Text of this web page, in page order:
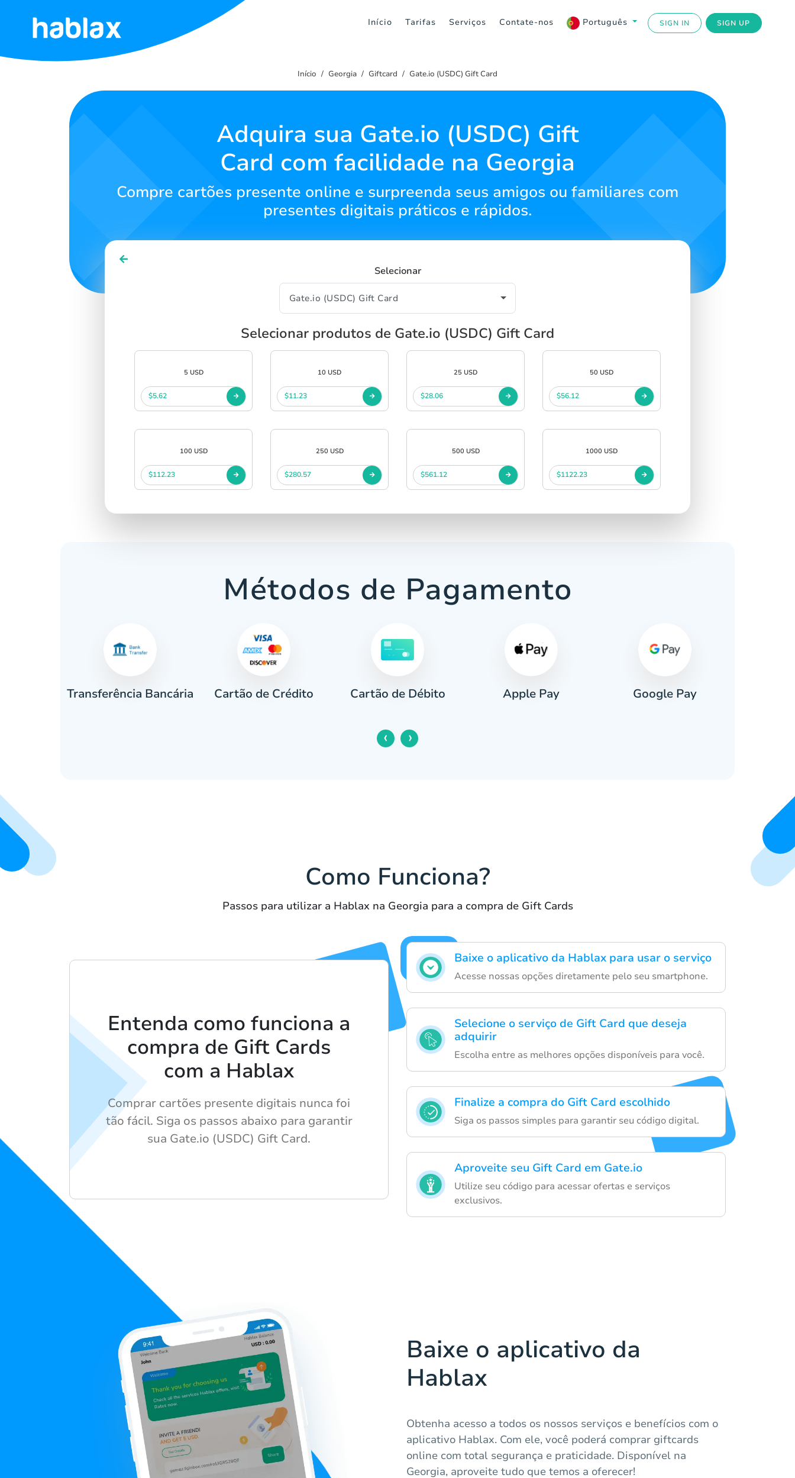
Início Tarifas Serviços Contate-nos Português SIGN IN SIGN UP
Início
SIGN UP
Início Georgia Giftcard Gate.io (USDC) Gift Card
Adquira sua Gate.io (USDC) Gift
Card com facilidade na Georgia
Compre cartões presente online e surpreenda seus amigos ou familiares com
presentes digitais práticos e rápidos.
Selecionar
Selecionar produtos de Gate.io (USDC) Gift Card
5 USD
$5.62
10 USD
$11.23
25 USD
$28.06
50 USD
$56.12
100 USD
$112.23
250 USD
$280.57
500 USD
$561.12
1000 USD
$1122.23
Métodos de Pagamento
Transferência Bancária Cartão de Crédito Cartão de Débito Apple Pay Google Pay
‹ ›
Como Funciona?
Passos para utilizar a Hablax na Georgia para a compra de Gift Cards
Baixe o aplicativo da Hablax para usar o serviço
Acesse nossas opções diretamente pelo seu smartphone.
Selecione o serviço de Gift Card que deseja
adquirir
Escolha entre as melhores opções disponíveis para você.
Finalize a compra do Gift Card escolhido
Siga os passos simples para garantir seu código digital.
Aproveite seu Gift Card em Gate.io
Utilize seu código para acessar ofertas e serviços
exclusivos.
Entenda como funciona a
compra de Gift Cards
com a Hablax
Comprar cartões presente digitais nunca foi
tão fácil. Siga os passos abaixo para garantir
sua Gate.io (USDC) Gift Card.
Baixe o aplicativo da
Hablax
Obtenha acesso a todos os nossos serviços e benefícios com o
aplicativo Hablax. Com ele, você poderá comprar giftcards
online com total segurança e praticidade. Disponível na
Georgia, aproveite tudo que temos a oferecer!